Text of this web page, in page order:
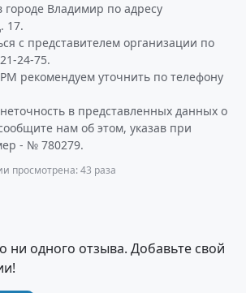
Владимир по адресу
17.
с представителем организации по
24-75.
рекомендуем уточнить по телефону
в представленных данных о
нам об этом, указав при
- № 780279.
просмотрена: 43 раза
ни одного отзыва. Добавьте свой